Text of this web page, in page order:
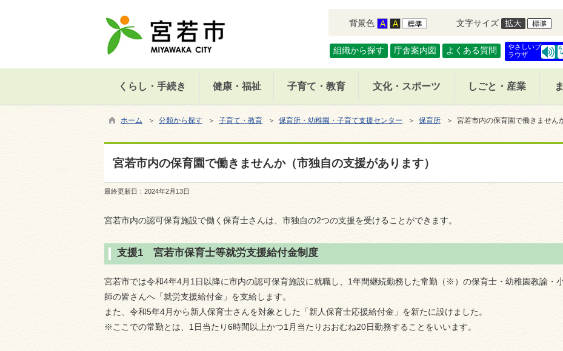
背景色 文字サイズ
組織から探す 庁舎案内図 よくある質問
やさしいブ
ラウザ
くらし・手続き 健康・福祉 子育て・教育 文化・スポーツ しごと・産業
ホーム ＞ 分類から探す ＞ 子育て・教育 ＞ 保育所・幼稚園・子育て支援センター ＞ 保育所 ＞ 宮若市内の保育園で働きません
宮若市内の保育園で働きませんか（市独自の支援があります）
最終更新日： 2024年2月13日
宮若市内の認可保育施設で働く保育士さんは、市独自の2つの支援を受けることができます。
支援1 宮若市保育士等就労支援給付金制度
宮若市では令和4年4月1日以降に市内の認可保育施設に就職し、1年間継続勤務した常勤（※）の保育士・幼稚園教諭・
師の皆さんへ「就労支援給付金」を支給します。
また、令和5年4月から新人保育士さんを対象とした「新人保育士応援給付金」を新たに設けました。
※ここでの常勤とは、1日当たり6時間以上かつ1月当たりおおむね20日勤務することをいいます。